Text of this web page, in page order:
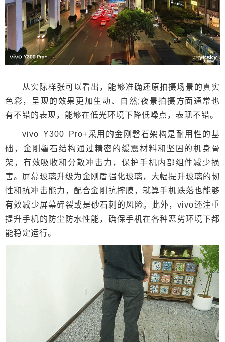
从实际样张可以看出，能够准确还原拍摄场景的真实
色彩，呈现的效果更加生动、自然;夜景拍摄方面通常也
有不错的表现，能够在低光环境下降低噪点，表现不错。
vivo Y300 Pro+采用的金刚磐石架构是耐用性的基
础，金刚磐石结构通过精密的缓震材料和坚固的机身骨
架，有效吸收和分散冲击力，保护手机内部组件减少损
害。屏幕玻璃升级为金刚盾强化玻璃，大幅提升玻璃的韧
性和抗冲击能力，配合金刚抗摔膜，就算手机跌落也能够
有效减少屏幕碎裂或是砂石刺的风险。此外，vivo还注重
提升手机的防尘防水性能，确保手机在各种恶劣环境下都
能稳定运行。